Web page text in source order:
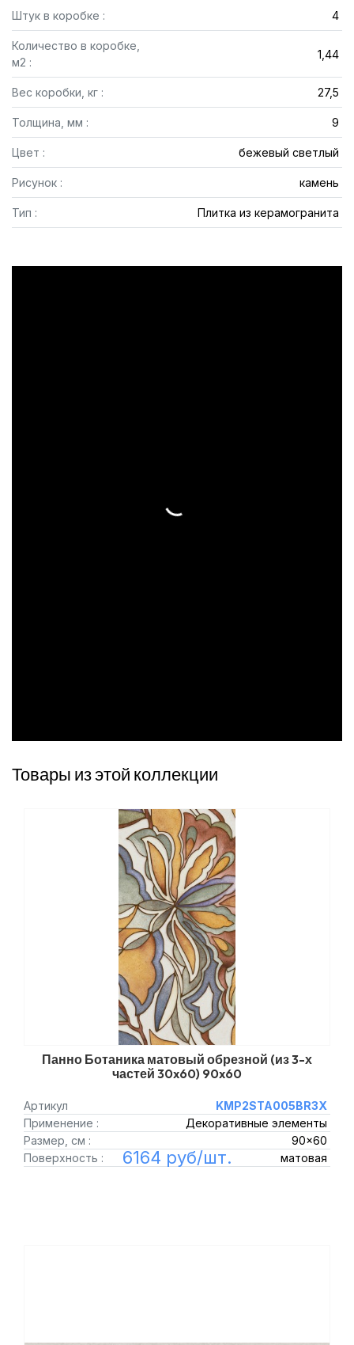
Штук в коробке : 4
Количество в коробке,
м2 :
1,44
Вес коробки, кг : 27,5
Толщина, мм : 9
Цвет : бежевый светлый
Рисунок : камень
Тип : Плитка из керамогранита
Товары из этой коллекции
Панно Ботаника матовый обрезной (из 3-х
частей 30x60) 90x60
Артикул
KMP2STA005BR3X
Применение :
Декоративные элементы
Размер, см :
90x60
Поверхность :
матовая
6164 руб/шт.